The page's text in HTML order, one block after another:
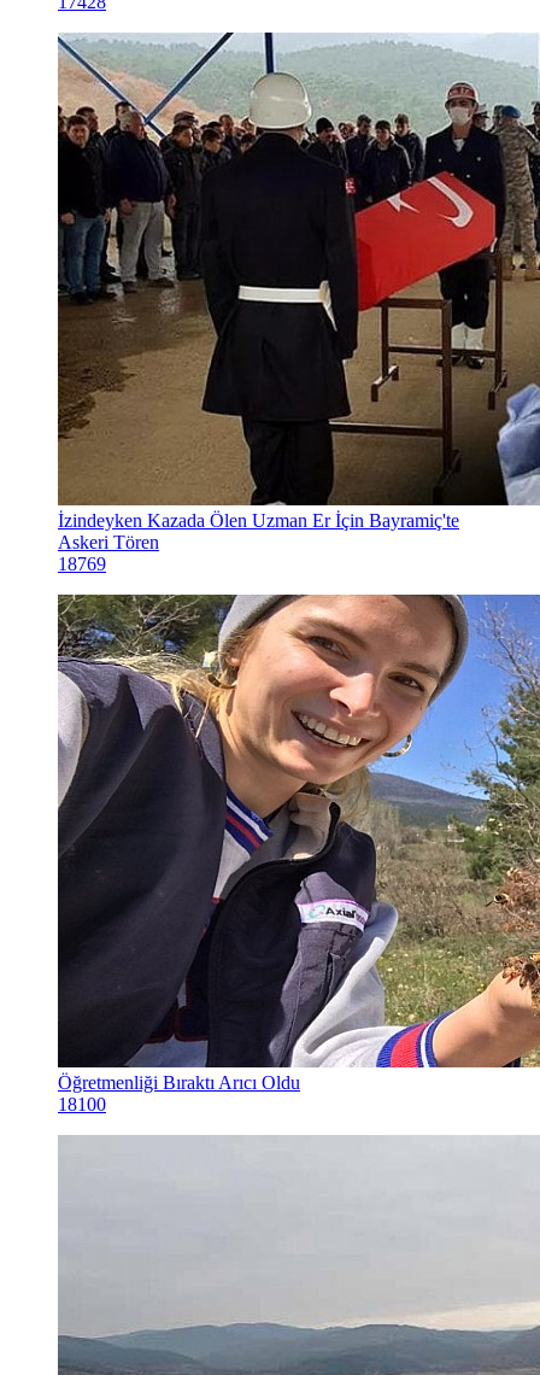
İzindeyken Kazada Ölen Uzman Er İçin Bayramiç'te
Askeri Tören
18769
Öğretmenliği Bıraktı Arıcı Oldu
18100